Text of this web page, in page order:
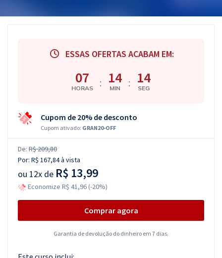
ESSAS OFERTAS ACABAM EM:
07
HORAS : 14
MIN : 13
SEG
Cupom de 20% de desconto
Cupom ativado: GRAN20-OFF
De: R$ 209,80
Por: R$ 167,84à vista
ou 12x de R$ 13,99
Economize R$ 41,96 (-20%)
Comprar agora
Garantia de devolução do dinheiro em 7 dias.